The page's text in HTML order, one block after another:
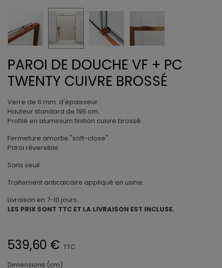
PAROI DE DOUCHE VF + PC
TWENTY CUIVRE BROSSÉ
Verre de 6 mm. d'épaisseur.
Hauteur standard de 195 cm.
Profilé en aluminium finition cuivre brossé.
Fermeture amortie "soft-close".
Paroi réversible.
Sans seuil.
Traitement anticalcaire appliqué en usine.
Livraison en 7-10 jours.
LES PRIX SONT TTC ET LA LIVRAISON EST INCLUSE.
539,60 € TTC
Dimensions (cm)